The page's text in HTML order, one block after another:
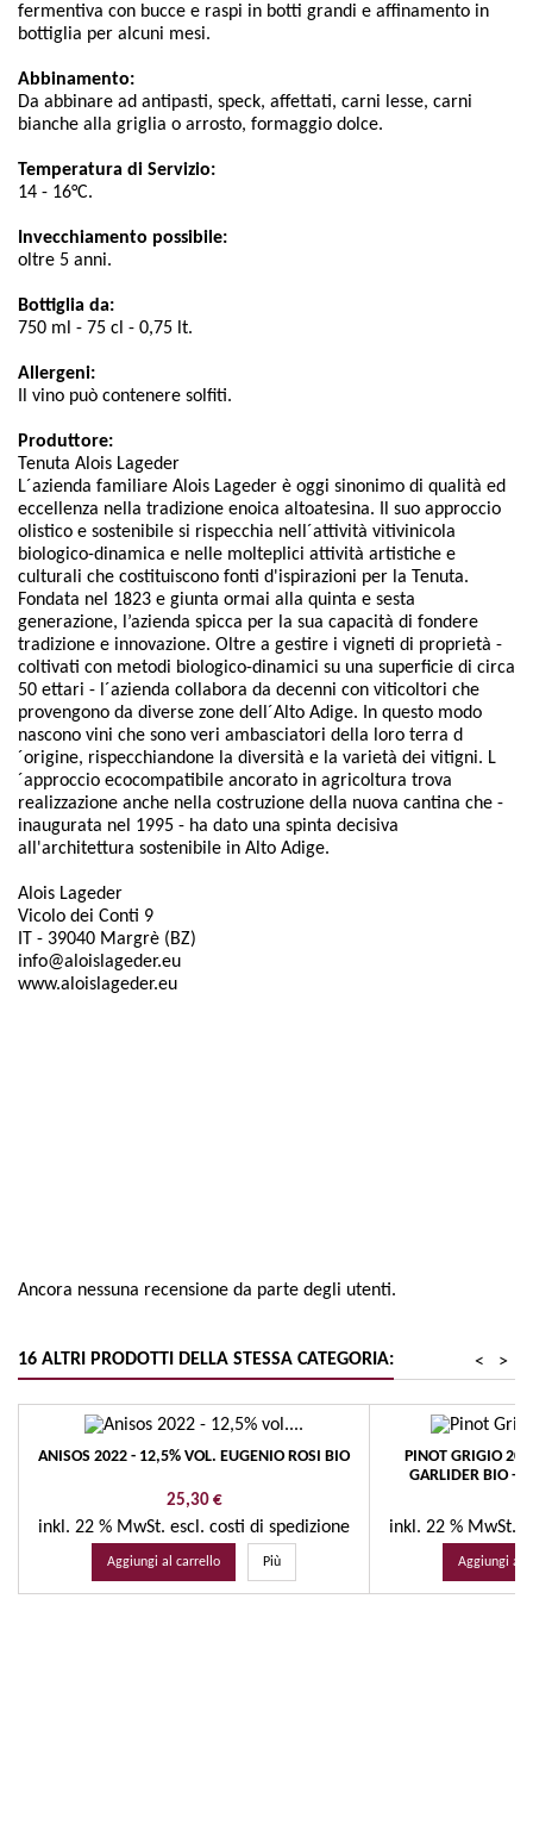
fermentiva con bucce e raspi in botti grandi e affinamento in
bottiglia per alcuni mesi.
Abbinamento:
Da abbinare ad antipasti, speck, affettati, carni lesse, carni
bianche alla griglia o arrosto, formaggio dolce.
Temperatura di Servizio:
14 - 16°C.
Invecchiamento possibile:
oltre 5 anni.
Bottiglia da:
750 ml - 75 cl - 0,75 lt.
Allergeni:
Il vino può contenere solfiti.
Produttore:
Tenuta Alois Lageder
L´azienda familiare Alois Lageder è oggi sinonimo di qualità ed
eccellenza nella tradizione enoica altoatesina. Il suo approccio
olistico e sostenibile si rispecchia nell´attività vitivinicola
biologico-dinamica e nelle molteplici attività artistiche e
culturali che costituiscono fonti d'ispirazioni per la Tenuta.
Fondata nel 1823 e giunta ormai alla quinta e sesta
generazione, l’azienda spicca per la sua capacità di fondere
tradizione e innovazione. Oltre a gestire i vigneti di proprietà -
coltivati con metodi biologico-dinamici su una superficie di circa
50 ettari - l´azienda collabora da decenni con viticoltori che
provengono da diverse zone dell´Alto Adige. In questo modo
nascono vini che sono veri ambasciatori della loro terra d
´origine, rispecchiandone la diversità e la varietà dei vitigni. L
´approccio ecocompatibile ancorato in agricoltura trova
realizzazione anche nella costruzione della nuova cantina che -
inaugurata nel 1995 - ha dato una spinta decisiva
all'architettura sostenibile in Alto Adige.
Alois Lageder
Vicolo dei Conti 9
IT - 39040 Margrè (BZ)
info@aloislageder.eu
www.aloislageder.eu
Ancora nessuna recensione da parte degli utenti.
16 ALTRI PRODOTTI DELLA STESSA CATEGORIA: >
<
ANISOS 2022 - 12,5% VOL. EUGENIO ROSI BIO
Prezzo
25,30 €
inkl. 22 % MwSt. escl. costi di spedizione
Aggiungi al carrello Più
PINOT GRIGIO
GARLIDER BIO -
inkl. 22 % MwSt.
Aggiungi al